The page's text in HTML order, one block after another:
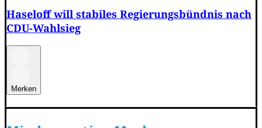
Haseloff will stabiles Regierungsbündnis nach
CDU-Wahlsieg
Merken